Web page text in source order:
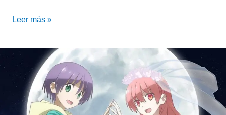
Leer más »
segunda
temporada
TONIKAWA